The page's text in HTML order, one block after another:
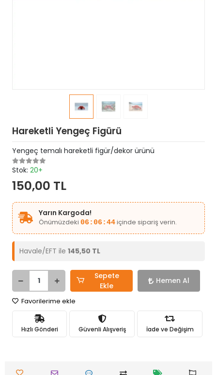
Hareketli Yengeç Figürü
Yengeç temalı hareketli figür/dekor ürünü
Stok: 20+
150,00 TL
Yarın Kargoda!
Önümüzdeki 06:06:44içinde sipariş verin.
Havale/EFT ile 145,50 TL
Sepete
Ekle
Hemen Al
Favorilerime ekle
Hızlı Gönderi Güvenli Alışveriş İade ve Değişim